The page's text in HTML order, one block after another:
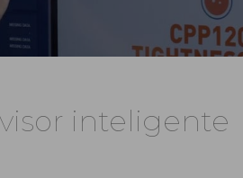
inteligente